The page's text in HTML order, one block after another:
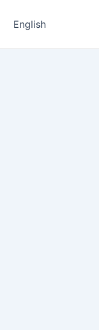
English